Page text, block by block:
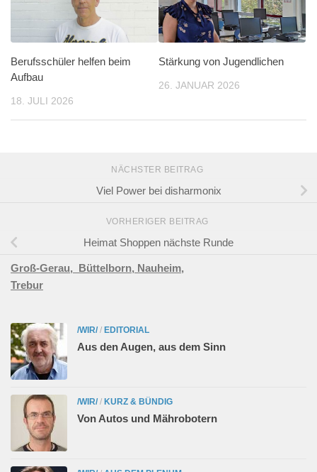
Berufsschüler helfen beim
Aufbau
18. JULI 2026
Stärkung von Jugendlichen
26. JANUAR 2026
NÄCHSTER BEITRAG
Viel Power bei disharmonix
VORHERIGER BEITRAG
Heimat Shoppen nächste Runde
Groß-Gerau, Büttelborn, Nauheim,
Trebur
/WIR/ / EDITORIAL
Aus den Augen, aus dem Sinn
/WIR/ / KURZ & BÜNDIG
Von Autos und Mährobotern